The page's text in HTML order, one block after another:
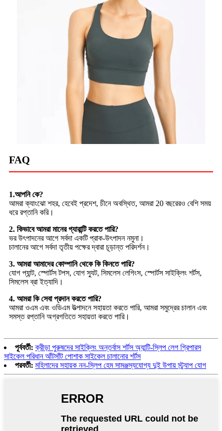
FAQ
1.আপনি কে?
আমরা ক্যাংঝো শহর, হেবেই প্রদেশ, চীনে অবস্থিত, আমরা 20 বছরেরও বেশি সময়
ধরে রপ্তানি করি।
2. কিভাবে আমরা মানের গ্যারান্টি করতে পারি?
ভর উৎপাদনের আগে সর্বদা একটি প্রাক-উৎপাদন নমুনা।
চালানের আগে সর্বদা তৃতীয় পক্ষের দ্বারা চূড়ান্ত পরিদর্শন।
3. আমরা আমাদের কোম্পানি থেকে কি কিনতে পারি?
যোগ প্যান্ট, স্পোর্টস টপস, যোগ স্যুট, সিমলেস লেগিংস, স্পোর্টস সাইক্লিং শর্টস,
সিমলেস ব্রা ইত্যাদি।
4. আমরা কি সেবা প্রদান করতে পারি?
আমরা ওএম এবং ওডিএম উত্পাদনে সহায়তা করতে পারি, আমরা সমুদ্রের চালান এবং
সমস্ত রপ্তানি অগ্রগতিতে সহায়তা করতে পারি।
পূর্ববর্তী: ক্রীড়া পুরুষদের সাইক্লিং অন্তর্বাস শর্টস অ্যান্টি-স্লিপ লেগ গ্রিপারস
সাইকেল পরিধান আঁটসাঁট পোশাক সাইকেল চালানোর শর্টস
পরবর্তী: মহিলাদের সহায়ক নন-স্লিপ হেম সামঞ্জস্যযোগ্য দুই উপায় স্ট্র্যাপ যোগ